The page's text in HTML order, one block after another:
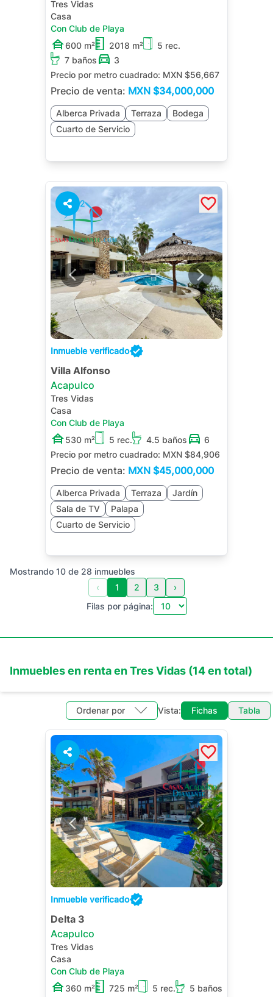
Tres Vidas
Casa
Con Club de Playa
600 m²
2018 m²
5 rec.
7 baños
3
Precio por metro cuadrado: MXN $56,667
Precio de venta: MXN $34,000,000
Alberca Privada Terraza
Bodega
Cuarto de Servicio
2
Inmueble verificado
Villa Alfonso
Acapulco
Tres Vidas
Casa
Con Club de Playa
530 m²
5 rec. 4.5 baños
6
Precio por metro cuadrado: MXN $84,906
Precio de venta: MXN $45,000,000
Alberca Privada Terraza
Jardín
Sala de TV
Palapa
Cuarto de Servicio
Mostrando 10 de 28 inmuebles
‹
1 2 3
›
Filas por página:
Inmuebles en rentaenTres Vidas (14en total)
Ordenar por Vista: Fichas Tabla
8 1
Inmueble verificado
Delta 3
Acapulco
Tres Vidas
Casa
Con Club de Playa
360 m²
725 m² 5 rec.
5 baños